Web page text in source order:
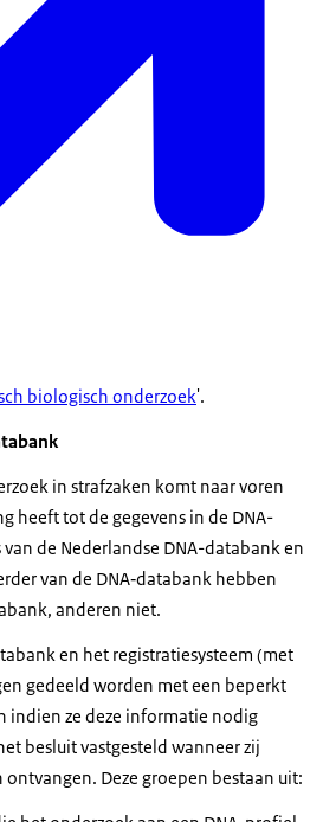
biologisch onderzoek'.
in strafzaken komt naar voren
heeft tot de gegevens in de DNA-
de Nederlandse DNA-databank en
van de DNA‑databank hebben
anderen niet.
en het registratiesysteem (met
gedeeld worden met een beperkt
indien ze deze informatie nodig
besluit vastgesteld wanneer zij
Deze groepen bestaan uit: